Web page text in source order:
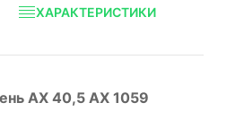
ХАРАКТЕРИСТИКИ
AX 40,5 AX 1059